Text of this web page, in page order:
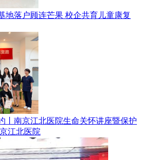
地落户顾连芒果 校企共育儿童康复
丨南京江北医院生命关怀讲座暨保护
江北医院